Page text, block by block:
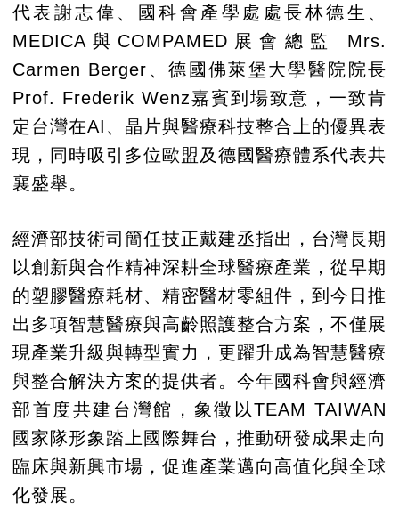
代表謝志偉、國科會產學處處長林德生、
MEDICA與COMPAMED展會總監 Mrs.
Carmen Berger、德國佛萊堡大學醫院院長
Prof. Frederik Wenz嘉賓到場致意，一致肯
定台灣在AI、晶片與醫療科技整合上的優異表
現，同時吸引多位歐盟及德國醫療體系代表共
襄盛舉。
經濟部技術司簡任技正戴建丞指出，台灣長期
以創新與合作精神深耕全球醫療產業，從早期
的塑膠醫療耗材、精密醫材零組件，到今日推
出多項智慧醫療與高齡照護整合方案，不僅展
現產業升級與轉型實力，更躍升成為智慧醫療
與整合解決方案的提供者。今年國科會與經濟
部首度共建台灣館，象徵以TEAM TAIWAN
國家隊形象踏上國際舞台，推動研發成果走向
臨床與新興市場，促進產業邁向高值化與全球
化發展。